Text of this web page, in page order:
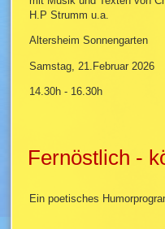
H.P Strumm u.a.
Altersheim Sonnengarten
Samstag, 21.Februar 2026
14.30h - 16.30h
Fernöstlich -
Ein poetisches